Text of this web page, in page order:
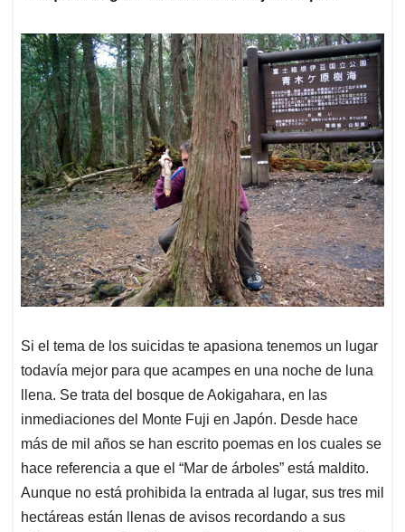
Si el tema de los suicidas te apasiona tenemos un lugar
todavía mejor para que acampes en una noche de luna
llena. Se trata del bosque de Aokigahara, en las
inmediaciones del Monte Fuji en Japón. Desde hace
más de mil años se han escrito poemas en los cuales se
hace referencia a que el “Mar de árboles” está maldito.
Aunque no está prohibida la entrada al lugar, sus tres mil
hectáreas están llenas de avisos recordando a sus